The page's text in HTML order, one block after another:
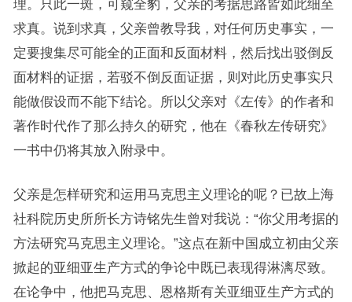
理。只此一斑，可窥全豹，父亲的考据思路皆如此细至
求真。说到求真，父亲曾教导我，对任何历史事实，一
定要搜集尽可能全的正面和反面材料，然后找出驳倒反
面材料的证据，若驳不倒反面证据，则对此历史事实只
能做假设而不能下结论。所以父亲对《左传》的作者和
著作时代作了那么持久的研究，他在《春秋左传研究》
一书中仍将其放入附录中。
父亲是怎样研究和运用马克思主义理论的呢？已故上海
社科院历史所所长方诗铭先生曾对我说：“你父用考据的
方法研究马克思主义理论。”这点在新中国成立初由父亲
掀起的亚细亚生产方式的争论中既已表现得淋漓尽致。
在论争中，他把马克思、恩格斯有关亚细亚生产方式的